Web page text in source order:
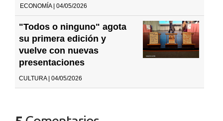
ECONOMÍA | 04/05/2026
"Todos o ninguno" agota
su primera edición y
vuelve con nuevas
presentaciones
CULTURA | 04/05/2026